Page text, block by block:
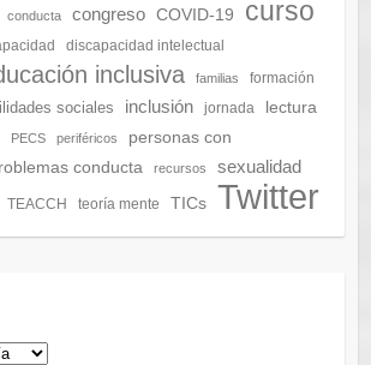
conducta congreso COVID-19 curso
discapacidad intelectual
inclusiva familias
formación
sociales inclusión jornada
lectura
PECS periféricos
personas con
conducta recursos sexualidad
TEACCH teoría mente TICs Twitter